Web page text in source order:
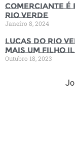
Comerciante é
Rio Verde
Janeiro 8, 2024
Lucas do Rio
mais um filho
Outubro 18, 2023